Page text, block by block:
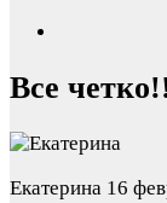
Все
Екатерина 16